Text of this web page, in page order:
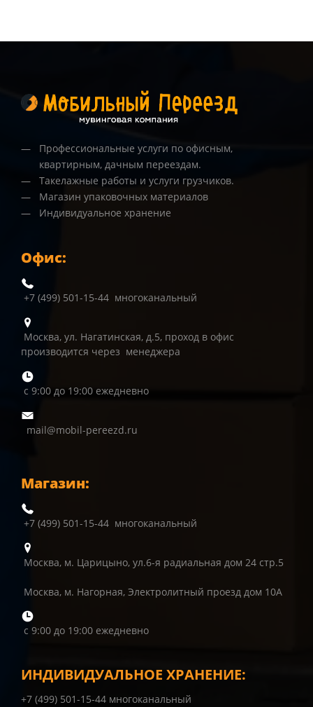
Профессиональные услуги по офисным,
квартирным, дачным переездам.
Такелажные работы и услуги грузчиков.
Магазин упаковочных материалов
Индивидуальное хранение
Офис:
+7 (499) 501-15-44 многоканальный
Москва, ул. Нагатинская, д.5, проход в офис
производится через менеджера
с 9:00 до 19:00 ежедневно
mail@mobil-pereezd.ru
Магазин:
+7 (499) 501-15-44 многоканальный
Москва, м. Царицыно, ул.6-я радиальная дом 24 стр.5
Москва, м. Нагорная, Электролитный проезд дом 10А
с 9:00 до 19:00 ежедневно
ИНДИВИДУАЛЬНОЕ ХРАНЕНИЕ:
+7 (499) 501-15-44 многоканальный